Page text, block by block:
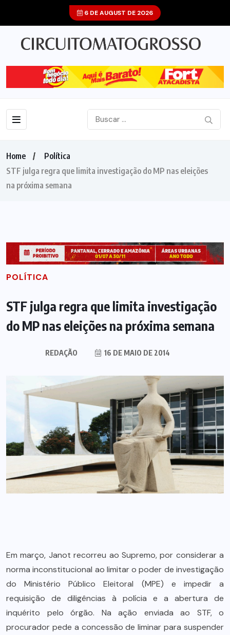
6 DE AUGUST DE 2026
Home
Política
STF julga regra que limita investigação do MP nas eleições
na próxima semana
POLÍTICA
STF julga regra que limita investigação
do MP nas eleições na próxima semana
REDAÇÃO 16 DE MAIO DE 2014
Em março, Janot recorreu ao Supremo, por considerar a
norma inconstitucional ao limitar o poder de investigação
do Ministério Público Eleitoral (MPE) e impedir a
requisição de diligências à polícia e a abertura de
inquérito pelo órgão. Na ação enviada ao STF, o
procurador pede a concessão de liminar para suspender